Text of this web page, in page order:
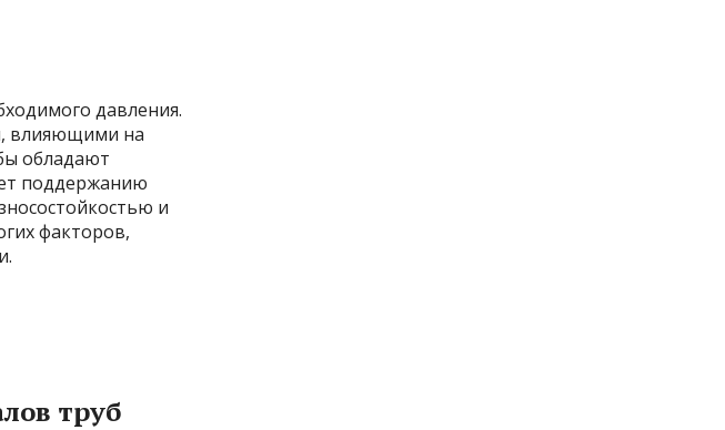
давления.
влияющими на
обладают
поддержанию
и
факторов,
труб